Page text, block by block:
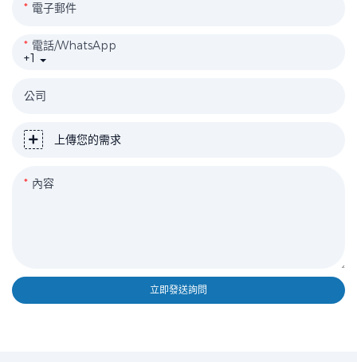
電子郵件
+1
電話/WhatsApp
公司
上傳您的需求
內容
立即發送詢問